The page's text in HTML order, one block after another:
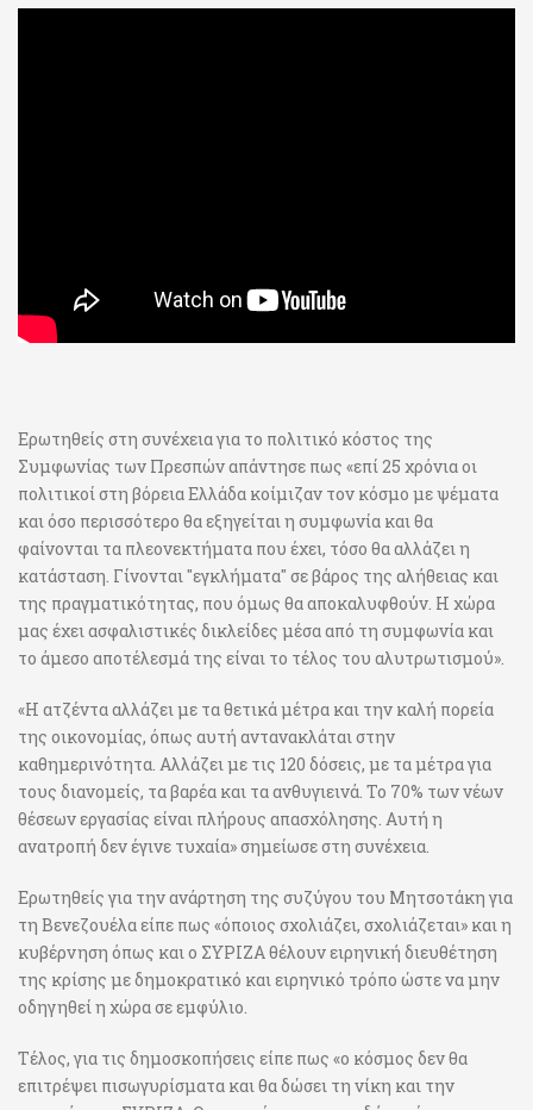
Ερωτηθείς στη συνέχεια για το πολιτικό κόστος της
Συμφωνίας των Πρεσπών απάντησε πως «επί 25 χρόνια οι
πολιτικοί στη βόρεια Ελλάδα κοίμιζαν τον κόσμο με ψέματα
και όσο περισσότερο θα εξηγείται η συμφωνία και θα
φαίνονται τα πλεονεκτήματα που έχει, τόσο θα αλλάζει η
κατάσταση. Γίνονται "εγκλήματα" σε βάρος της αλήθειας και
της πραγματικότητας, που όμως θα αποκαλυφθούν. Η χώρα
μας έχει ασφαλιστικές δικλείδες μέσα από τη συμφωνία και
το άμεσο αποτέλεσμά της είναι το τέλος του αλυτρωτισμού».
«Η ατζέντα αλλάζει με τα θετικά μέτρα και την καλή πορεία
της οικονομίας, όπως αυτή αντανακλάται στην
καθημερινότητα. Αλλάζει με τις 120 δόσεις, με τα μέτρα για
τους διανομείς, τα βαρέα και τα ανθυγιεινά. Το 70% των νέων
θέσεων εργασίας είναι πλήρους απασχόλησης. Αυτή η
ανατροπή δεν έγινε τυχαία» σημείωσε στη συνέχεια.
Ερωτηθείς για την ανάρτηση της συζύγου του Μητσοτάκη για
τη Βενεζουέλα είπε πως «όποιος σχολιάζει, σχολιάζεται» και η
κυβέρνηση όπως και ο ΣΥΡΙΖΑ θέλουν ειρηνική διευθέτηση
της κρίσης με δημοκρατικό και ειρηνικό τρόπο ώστε να μην
οδηγηθεί η χώρα σε εμφύλιο.
Τέλος, για τις δημοσκοπήσεις είπε πως «ο κόσμος δεν θα
επιτρέψει πισωγυρίσματα και θα δώσει τη νίκη και την